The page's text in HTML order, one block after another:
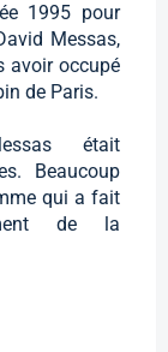
1995 pour
Messas,
avoir occupé
de Paris.
était
Beaucoup
qui a fait
de la